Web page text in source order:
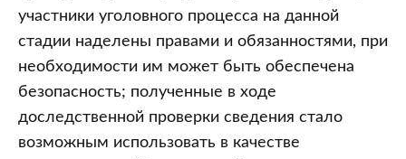
участники уголовного процесса на данной
стадии наделены правами и обязанностями, при
необходимости им может быть обеспечена
безопасность; полученные в ходе
доследственной проверки сведения стало
возможным использовать в качестве